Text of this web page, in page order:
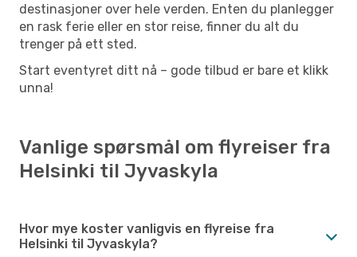
destinasjoner over hele verden. Enten du planlegger
en rask ferie eller en stor reise, finner du alt du
trenger på ett sted.
Start eventyret ditt nå – gode tilbud er bare et klikk
unna!
Vanlige spørsmål om flyreiser fra
Helsinki til Jyvaskyla
Hvor mye koster vanligvis en flyreise fra
Helsinki til Jyvaskyla?